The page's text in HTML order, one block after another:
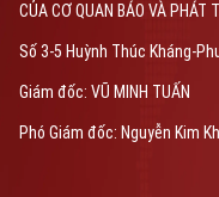
CỦA CƠ QUAN BÁO VÀ PHÁT
Số 3-5 Huỳnh Thúc Kháng-
Giám đốc: VŨ MINH TUẤN
Phó Giám đốc: Nguyễn Kim